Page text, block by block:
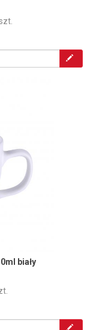
biały